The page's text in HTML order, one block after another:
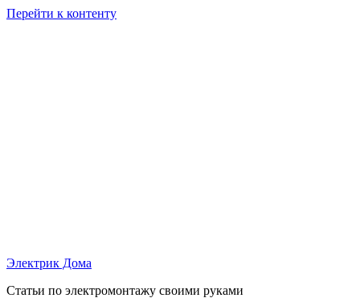
Перейти к контенту
Электрик Дома
Статьи по электромонтажу своими руками